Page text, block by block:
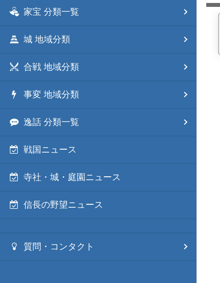
家宝 分類一覧
城 地域分類
合戦 地域分類
事変 地域分類
逸話 分類一覧
戦国ニュース
寺社・城・庭園ニュース
信長の野望ニュース
質問・コンタクト